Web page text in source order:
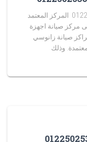
رقم صيانة زانوسي حي وسط 01225025360 المركز المعتمد
مركز صيانة اجهزة
صيانة زانوسي
وذلك